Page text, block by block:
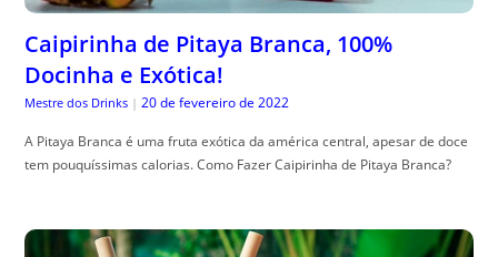
Caipirinha de Pitaya Branca, 100%
Docinha e Exótica!
Mestre dos Drinks | 20 de fevereiro de 2022
A Pitaya Branca é uma fruta exótica da américa central, apesar de doce
tem pouquíssimas calorias. Como Fazer Caipirinha de Pitaya Branca?